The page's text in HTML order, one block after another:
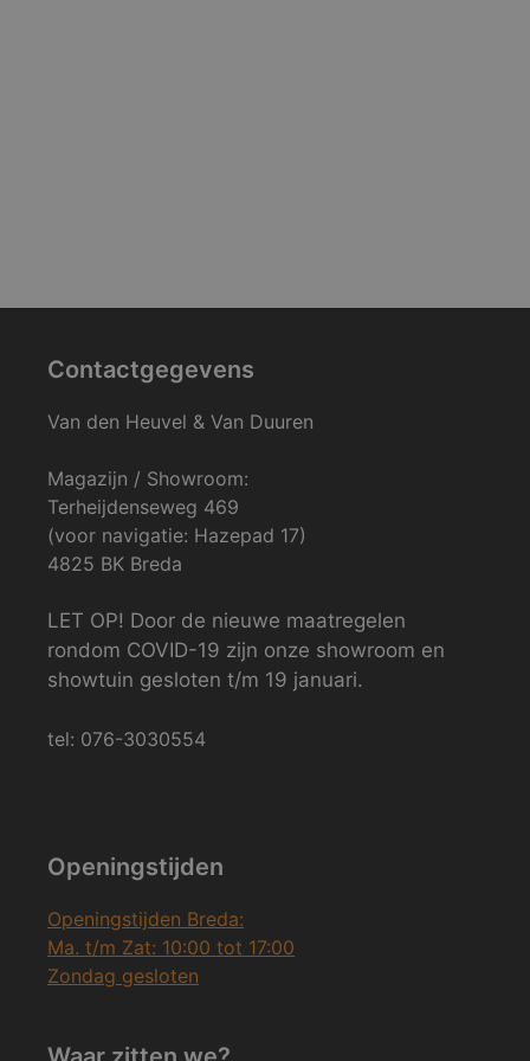
Contactgegevens
Van den Heuvel & Van Duuren
Magazijn / Showroom:
Terheijdenseweg 469
(voor navigatie: Hazepad 17)
4825 BK Breda
LET OP! Door de nieuwe maatregelen
rondom COVID-19 zijn onze showroom en
showtuin gesloten t/m 19 januari.
tel: 076-3030554
Openingstijden
Openingstijden Breda:
Ma. t/m Zat: 10:00 tot 17:00
Zondag gesloten